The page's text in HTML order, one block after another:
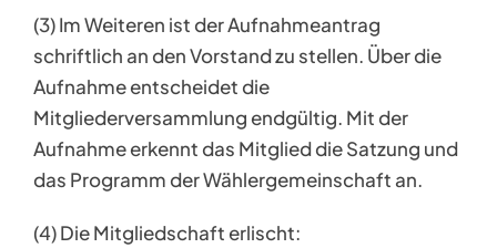
(3) Im Weiteren ist der Aufnahmeantrag
schriftlich an den Vorstand zu stellen. Über die
Aufnahme entscheidet die
Mitgliederversammlung endgültig. Mit der
Aufnahme erkennt das Mitglied die Satzung und
das Programm der Wählergemeinschaft an.
(4) Die Mitgliedschaft erlischt: